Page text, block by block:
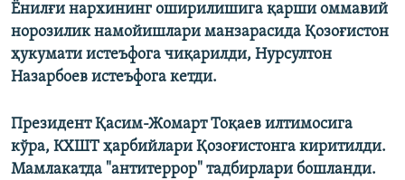
Ёнилғи нархининг оширилишига қарши оммавий
норозилик намойишлари манзарасида Қозоғистон
ҳукумати истеъфога чиқарилди, Нурсултон
Назарбоев истеъфога кетди.
Президент Қасим-Жомарт Тоқаев илтимосига
кўра, КХШТ ҳарбийлари Қозоғистонга киритилди.
Мамлакатда "антитеррор" тадбирлари бошланди.